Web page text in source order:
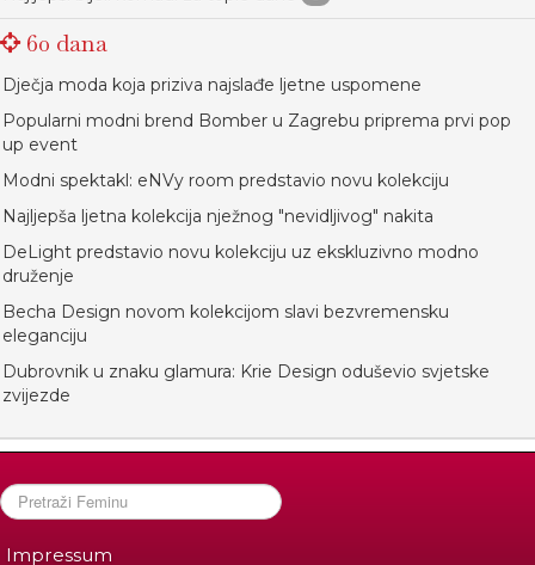
60 dana
Dječja moda koja priziva najslađe ljetne uspomene
Popularni modni brend Bomber u Zagrebu priprema prvi pop
up event
Modni spektakl: eNVy room predstavio novu kolekciju
Najljepša ljetna kolekcija nježnog "nevidljivog" nakita
DeLight predstavio novu kolekciju uz ekskluzivno modno
druženje
Becha Design novom kolekcijom slavi bezvremensku
eleganciju
Dubrovnik u znaku glamura: Krie Design oduševio svjetske
zvijezde
Impressum